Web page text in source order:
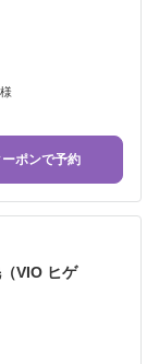
ポンで予約
VIO ヒゲ